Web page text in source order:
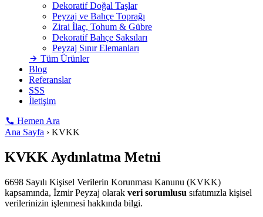
Dekoratif Doğal Taşlar
Peyzaj ve Bahçe Toprağı
Zirai İlaç, Tohum & Gübre
Dekoratif Bahçe Saksıları
Peyzaj Sınır Elemanları
Tüm Ürünler
Blog
Referanslar
SSS
İletişim
Hemen Ara
Ana Sayfa › KVKK
KVKK Aydınlatma Metni
6698 Sayılı Kişisel Verilerin Korunması Kanunu (KVKK)
kapsamında, İzmir Peyzaj olarak veri sorumlusu sıfatımızla kişisel
verilerinizin işlenmesi hakkında bilgi.